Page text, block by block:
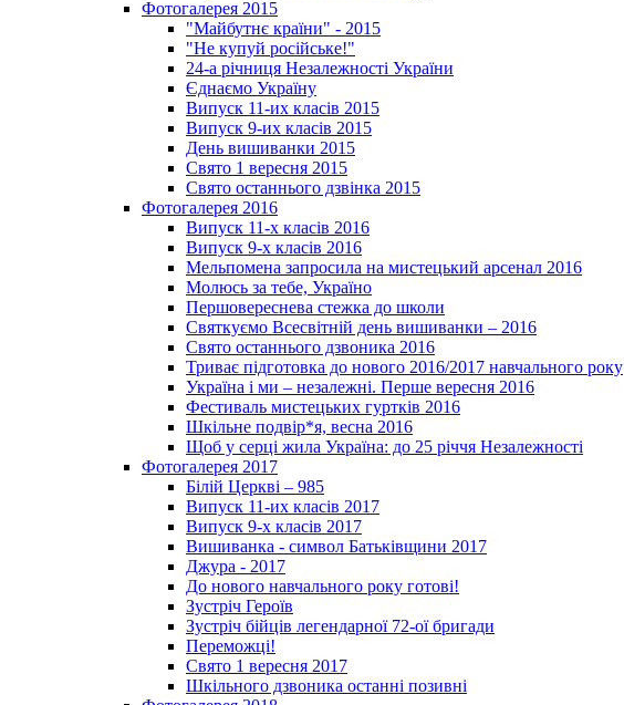
Фотогалерея 2015
"Майбутнє країни" - 2015
"Не купуй російське!"
24-а річниця Незалежності України
Єднаємо Україну
Випуск 11-их класів 2015
Випуск 9-их класів 2015
День вишиванки 2015
Свято 1 вересня 2015
Свято останнього дзвінка 2015
Фотогалерея 2016
Випуск 11-х класів 2016
Випуск 9-х класів 2016
Мельпомена запросила на мистецький арсенал 2016
Молюсь за тебе, Україно
Першовереснева стежка до школи
Святкуємо Всесвітній день вишиванки – 2016
Свято останнього дзвоника 2016
Триває підготовка до нового 2016/2017 навчального року
Україна і ми – незалежні. Перше вересня 2016
Фестиваль мистецьких гуртків 2016
Шкільне подвір*я, весна 2016
Щоб у серці жила Україна: до 25­ річчя Незалежності
Фотогалерея 2017
Білій Церкві – 985
Випуск 11-их класів 2017
Випуск 9-х класів 2017
Вишиванка - символ Батьківщини 2017
Джура - 2017
До нового навчального року готові!
Зустріч Героїв
Зустріч бійців легендарної 72-ої бригади
Переможці!
Свято 1 вересня 2017
Шкільного дзвоника останні позивні